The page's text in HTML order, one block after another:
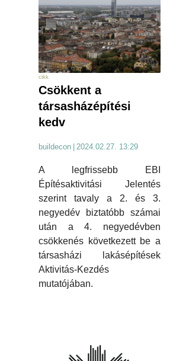
cikk
Csökkent a
társasházépítési
kedv
buildecon 2024.02.27. 13:29
A legfrissebb EBI
Építésaktivitási Jelentés
szerint tavaly a 2. és 3.
negyedév biztatóbb számai
után a 4. negyedévben
csökkenés következett be a
társasházi lakásépítések
Aktivitás-Kezdés
mutatójában.